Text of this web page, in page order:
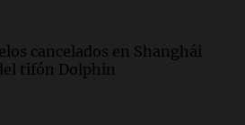
cancelados en Shanghái
tifón Dolphin